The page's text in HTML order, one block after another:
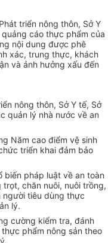
triển nông thôn, Sở Y
cáo thực phẩm của
nội dung được phê
xác, trung thực, khách
và ảnh hưởng xấu đến
nông thôn, Sở Y tế, Sở
quản lý nhà nước về an
Năm cao điểm vệ sinh
triển khai đảm bảo
pháp luật về an toàn
trọt, chăn nuôi, nuôi trồng,
người tiêu dùng thực
lý.
cường kiểm tra, đánh
phẩm nông sản theo